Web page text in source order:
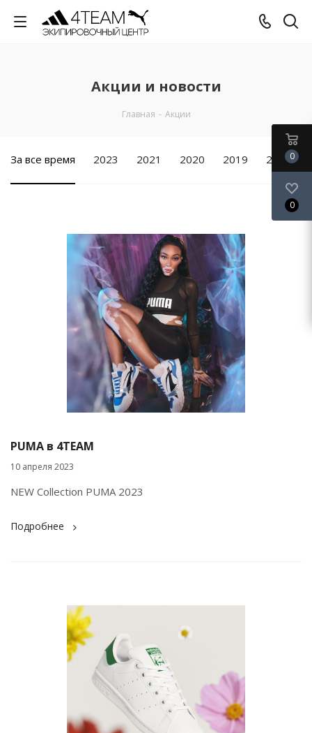
Акции и новости
Главная - Акции
За все время 2023 2021 2020 2019 2018
PUMA в 4TEAM
10 апреля 2023
NEW Collection PUMA 2023
Подробнее
0
0